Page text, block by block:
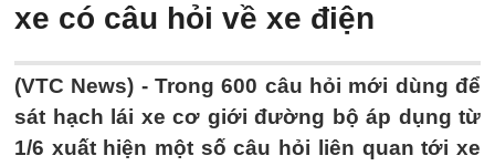
xe có câu hỏi về xe điện
(VTC News) - Trong 600 câu hỏi mới dùng để
sát hạch lái xe cơ giới đường bộ áp dụng từ
1/6 xuất hiện một số câu hỏi liên quan tới xe